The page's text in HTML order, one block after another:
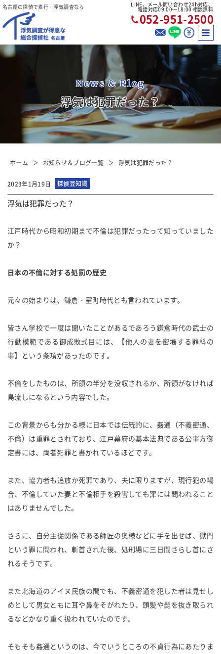
名古屋の探偵で素行・浮気調査なら LINE、メール問い合わせ24h対応、
電話対応09:00〜18:00 相談無料
052-951-2500
News & Blog
浮気は犯罪だった？
ホーム お知らせ＆ブログ一覧 浮気は犯罪だった？
2023年1月19日 探偵豆知識
浮気は犯罪だった？
江戸時代から昭和初期まで不倫は犯罪だったって知っていました
か？
日本の不倫に対する処罰の歴史
元々の始まりは、鎌倉・室町時代とも言われています。
皆さん学校で一度は聞いたことがあるであろう鎌倉時代の武士の
行動模範である御成敗式目には、【他人の妻を密壊する罪科の
事】という条項があったのです。
不倫をしたものは、所領の半分を没収されるか、所領がなければ
島流しになるという内容でした。
この背景からも分かる様に日本では伝統的に、姦通（不義密通、
不倫）は重罪とされており、江戸幕府の基本法典である公事方御
定書には、両者死罪と書かれているほどです。
また、協力者も追放か死罪であり、夫に限りますが、現行犯の場
合、不倫していた妻と不倫相手を殺害しても罪には問われること
はありませんでした。
さらに、自分主従関係である師匠の奥様などに手を出せば、獄門
という罪に問われ、斬首された後、処刑場に三日間さらし首にさ
れるそうです。
また北海道のアイヌ民族の間でも、不義密通を犯した者は見せし
めとして男女ともに耳や鼻をそがれたり、頭髪や髭を抜き取られ
るなどかなり重く扱われていたのです。
そもそも姦通というのは、今でいうところの不貞行為にあたりま